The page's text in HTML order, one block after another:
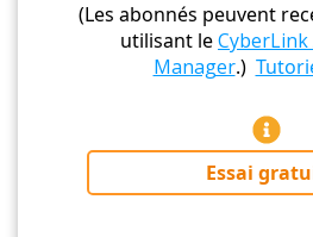
(Les abonnés peuvent
utilisant le
Manager.)
Essai